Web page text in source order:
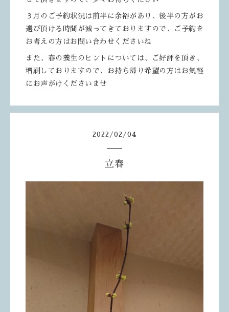
３月のご予約状況は前半に余裕があり、後半の方がお
選び頂ける時間が減ってきておりますので、ご予約を
お考えの方はお問い合わせくださいね
また、春の養生のヒントについては、ご好評を頂き、
増刷しておりますので、お持ち帰り希望の方はお気軽
にお声がけくださいませ
2022 /02 /04
立春